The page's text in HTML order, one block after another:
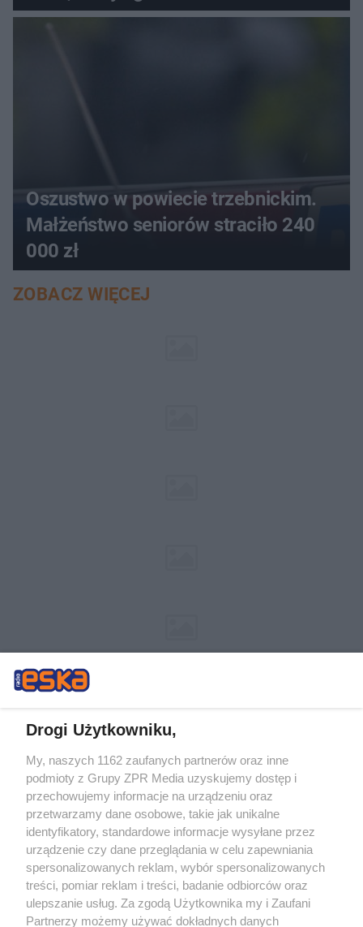
aucie
Oszustwo w powiecie trzebnickim.
Małżeństwo seniorów straciło 240
000 zł
ZOBACZ WIĘCEJ
Żaden utwór zamieszczony w serwisie nie może być powielany i
rozpowszechniany lub dalej rozpowszechniany w jakikolwiek sposób (w
tym także elektroniczny lub mechaniczny) na jakimkolwiek polu
eksploatacji w jakiejkolwiek formie, włącznie z umieszczaniem w Internecie
bez pisemnej zgody właściciela praw. Jakiekolwiek użycie lub
wykorzystanie utworów w całości lub w części z naruszeniem prawa, tzn.
bez właściwej zgody, jest zabronione pod groźbą kary i może być ścigane
prawnie.
Drogi Użytkowniku,
My, naszych 1162 zaufanych partnerów oraz inne
podmioty z Grupy ZPR Media uzyskujemy dostęp i
przechowujemy informacje na urządzeniu oraz
przetwarzamy dane osobowe, takie jak unikalne
identyfikatory, standardowe informacje wysyłane przez
urządzenie czy dane przeglądania w celu zapewniania
spersonalizowanych reklam, wybór spersonalizowanych
treści, pomiar reklam i treści, badanie odbiorców oraz
ulepszanie usług. Za zgodą Użytkownika my i Zaufani
Partnerzy możemy używać dokładnych danych